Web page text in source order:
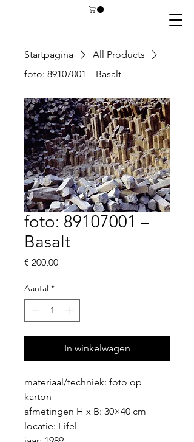
Startpagina
All Products
foto: 89107001 – Basalt
foto: 89107001 –
Basalt
€ 200,00Prijs
Aantal *
In winkelwagen
materiaal/techniek: foto op
karton
afmetingen H x B: 30×40 cm
locatie: Eifel